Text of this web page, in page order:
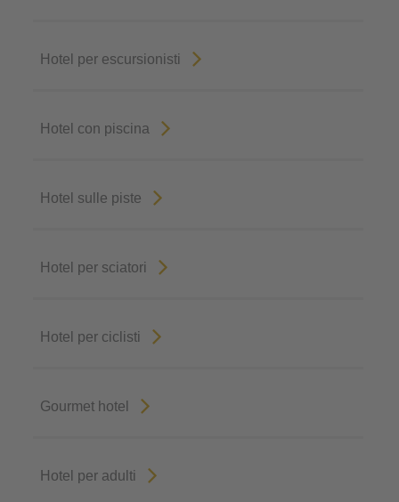
Hotel per escursionisti
Hotel con piscina
Hotel sulle piste
Hotel per sciatori
Hotel per ciclisti
Gourmet hotel
Hotel per adulti